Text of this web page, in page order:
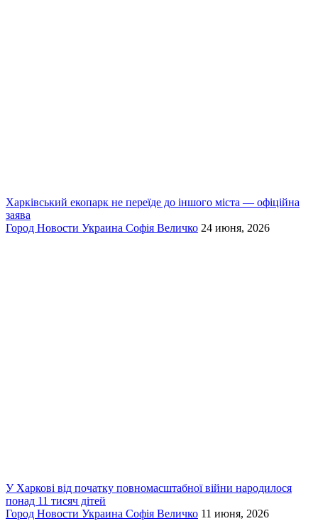
Харківський екопарк не переїде до іншого міста — офіційна
заява
Город Новости Украина Софія Величко 24 июня, 2026
У Харкові від початку повномасштабної війни народилося
понад 11 тисяч дітей
Город Новости Украина Софія Величко 11 июня, 2026